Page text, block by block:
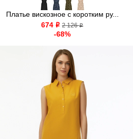
Платье вискозное с коротким ру...
674 o 2 126o
-68%